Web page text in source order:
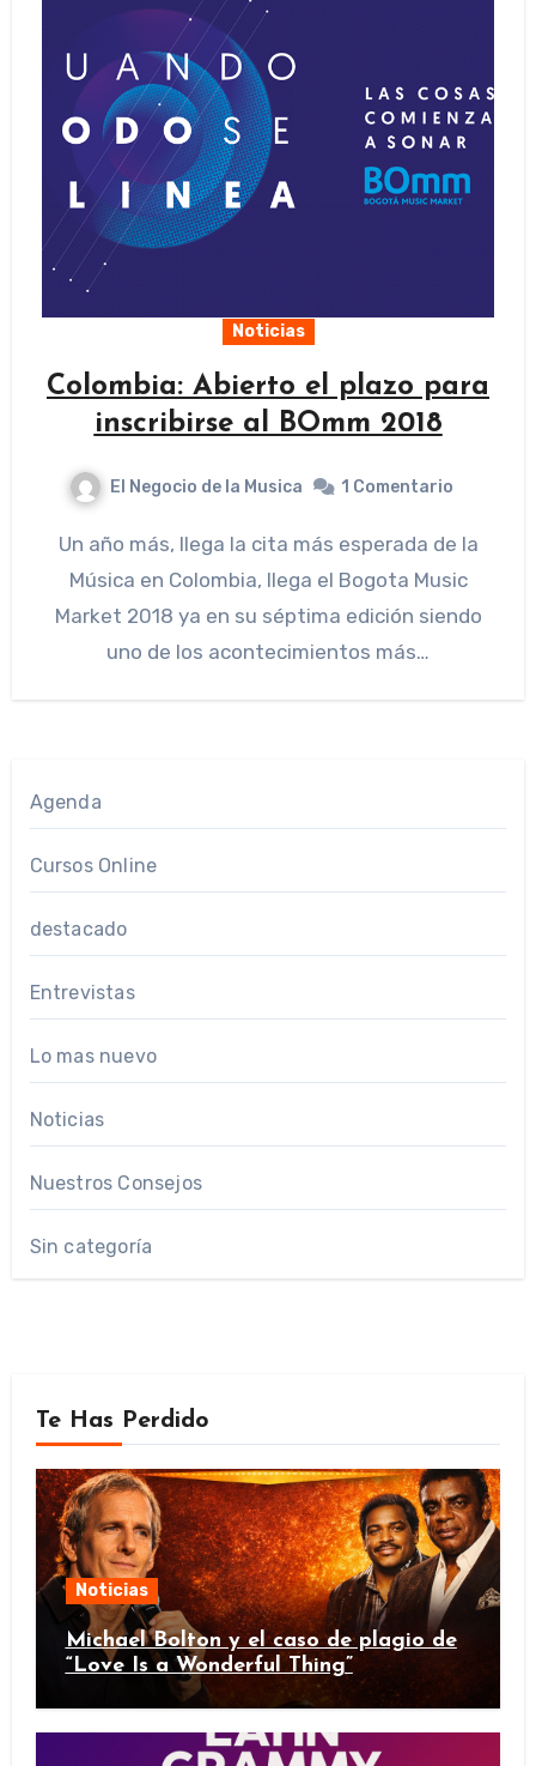
Noticias
Colombia: Abierto el plazo para
inscribirse al BOmm 2018
El Negocio de la Musica 1 Comentario
Un año más, llega la cita más esperada de la
Música en Colombia, llega el Bogota Music
Market 2018 ya en su séptima edición siendo
uno de los acontecimientos más…
Agenda
Cursos Online
destacado
Entrevistas
Lo mas nuevo
Noticias
Nuestros Consejos
Sin categoría
Te Has Perdido
Noticias
Michael Bolton y el caso de plagio de
“Love Is a Wonderful Thing”